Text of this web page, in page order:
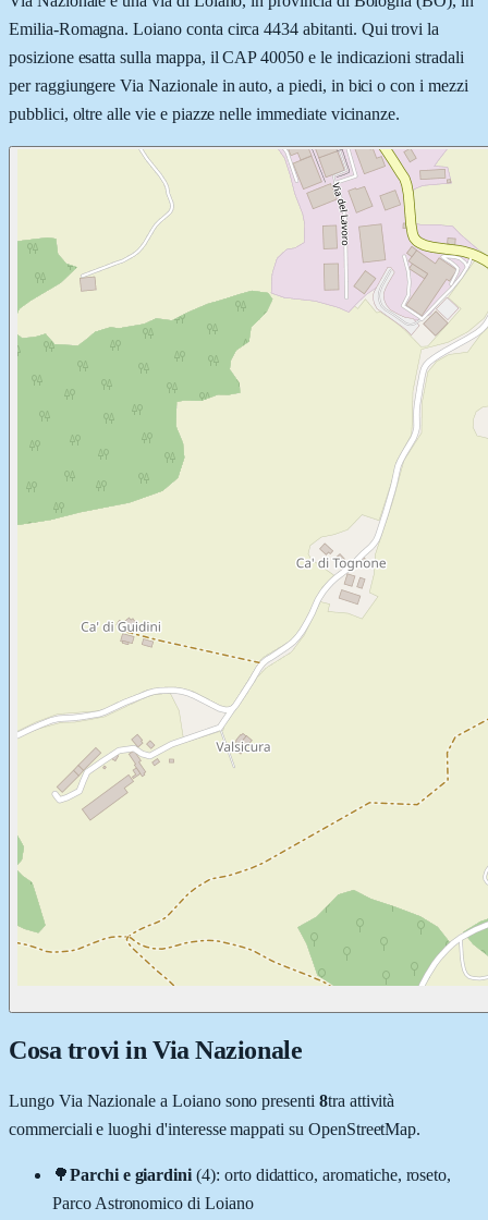
Emilia-Romagna. Loiano conta circa 4434 abitanti. Qui trovi la
posizione esatta sulla mappa, il CAP 40050 e le indicazioni stradali
per raggiungere Via Nazionale in auto, a piedi, in bici o con i mezzi
pubblici, oltre alle vie e piazze nelle immediate vicinanze.
Cosa trovi in Via Nazionale
Lungo Via Nazionale a Loianosono presenti 8tra attività
commerciali e luoghi d'interesse mappati su OpenStreetMap.
🌳Parchi e giardini (4): orto didattico, aromatiche, roseto,
Parco Astronomico di Loiano